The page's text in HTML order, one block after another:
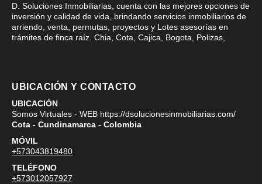
D. Soluciones Inmobiliarias, cuenta con las mejores opciones de
inversión y calidad de vida, brindando servicios inmobiliarios de
arriendo, venta, permutas, proyectos y Lotes asesorías en
trámites de finca raíz. Chia, Cota, Cajica, Bogota, Polizas,
UBICACIÓN Y CONTACTO
UBICACIÓN
Somos Virtuales - WEB https://dsolucionesinmobiliarias.com/
Cota - Cundinamarca - Colombia
MÓVIL
+573043819480
TELÉFONO
+573012057927